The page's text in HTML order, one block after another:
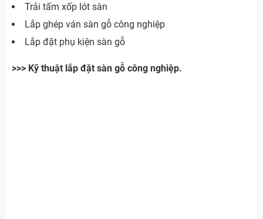
Trải tấm xốp lót sàn
Lắp ghép ván sàn gỗ công nghiệp
Lắp đặt phụ kiện sàn gỗ
>>> Kỹ thuật lắp đặt sàn gỗ công nghiệp.